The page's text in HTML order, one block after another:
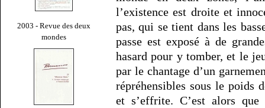
2003 - Revue des deux
mondes
l’existence est droite et
pas, qui se tient dans les
passe est exposé à de
hasard pour y tomber, et le
par le chantage d’un
répréhensibles sous le poids
et s’effrite. C’est alors que